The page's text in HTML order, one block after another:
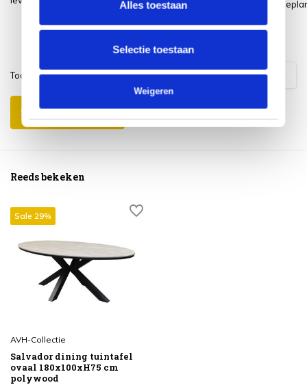
Alles toestaan
Selectie toestaan
Weigeren
Netjes afgeleverd in het
Toon -3van7reacties 1 2 3
Schrijf je eigen review
Reeds bekeken
Sale 29%
AVH-Collectie
Salvador dining tuintafel
ovaal 180x100xH75 cm
polywood